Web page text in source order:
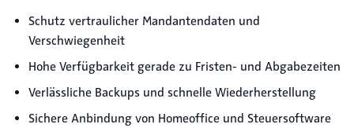
Schutz vertraulicher Mandantendaten und
Verschwiegenheit
Hohe Verfügbarkeit gerade zu Fristen- und Abgabezeiten
Verlässliche Backups und schnelle Wiederherstellung
Sichere Anbindung von Homeoffice und Steuersoftware